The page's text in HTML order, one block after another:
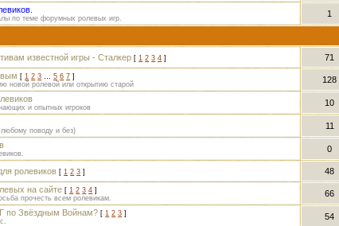
по теме форумных ролевых игр. 1
известной игры - Сталкер [1 2 3 4 ] 71
[1 2 3 …5 6 7 ]
новой ролевой или открытию старой
128
и опытных игроков 10
поводу и без) 11
0
ролевиков [1 2 3 ] 48
на сайте [1 2 3 4 ]
прочесть всем ролевикам.
66
по Звёздным Войнам? [1 2 3 ]
54